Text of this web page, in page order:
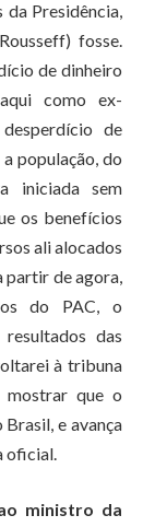
da Presidência,
fosse.
de dinheiro
como ex-
de
população, do
iniciada sem
os benefícios
ali alocados
partir de agora,
do PAC, o
das
à tribuna
mostrar que o
e avança
oficial.
ministro da